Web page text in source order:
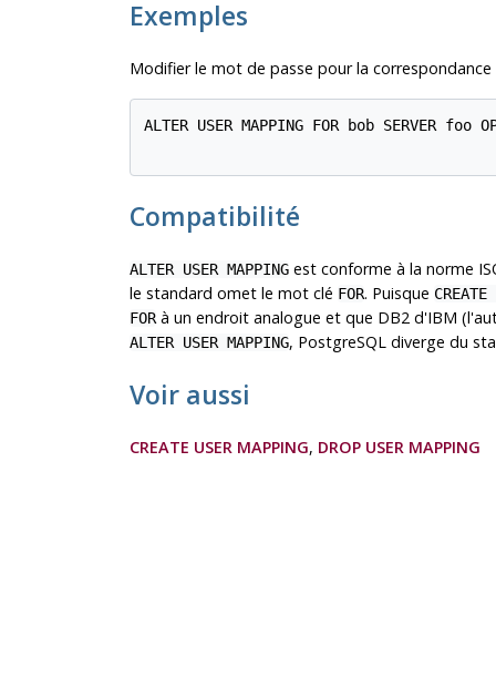
Exemples
Modifier le mot de passe pour la
ALTER USER MAPPING FOR bob SERVER
Compatibilité
ALTER USER MAPPINGest conforme à la norme
le standard omet le mot clé FOR. Puisque CREATE
FORà un endroit analogue et que DB2 d'IBM
ALTER USER MAPPING, PostgreSQL diverge du
Voir aussi
CREATE USER MAPPING, DROP USER MAPPING